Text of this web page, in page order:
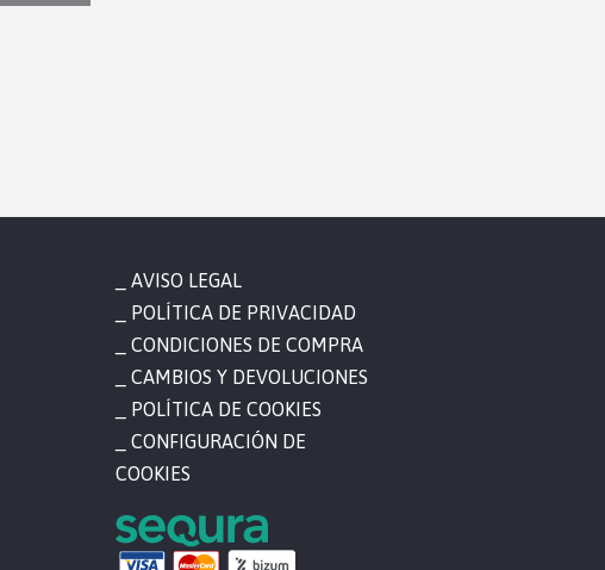
AVISO LEGAL
POLÍTICA DE PRIVACIDAD
CONDICIONES DE COMPRA
CAMBIOS Y DEVOLUCIONES
POLÍTICA DE COOKIES
CONFIGURACIÓN DE
COOKIES